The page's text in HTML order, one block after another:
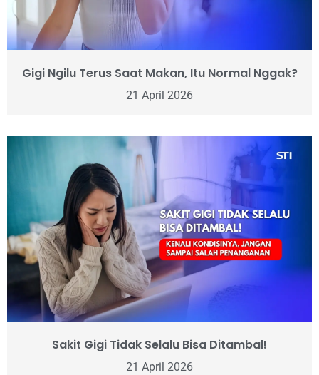
Gigi Ngilu Terus Saat Makan, Itu Normal Nggak?
21 April 2026
Sakit Gigi Tidak Selalu Bisa Ditambal!
21 April 2026